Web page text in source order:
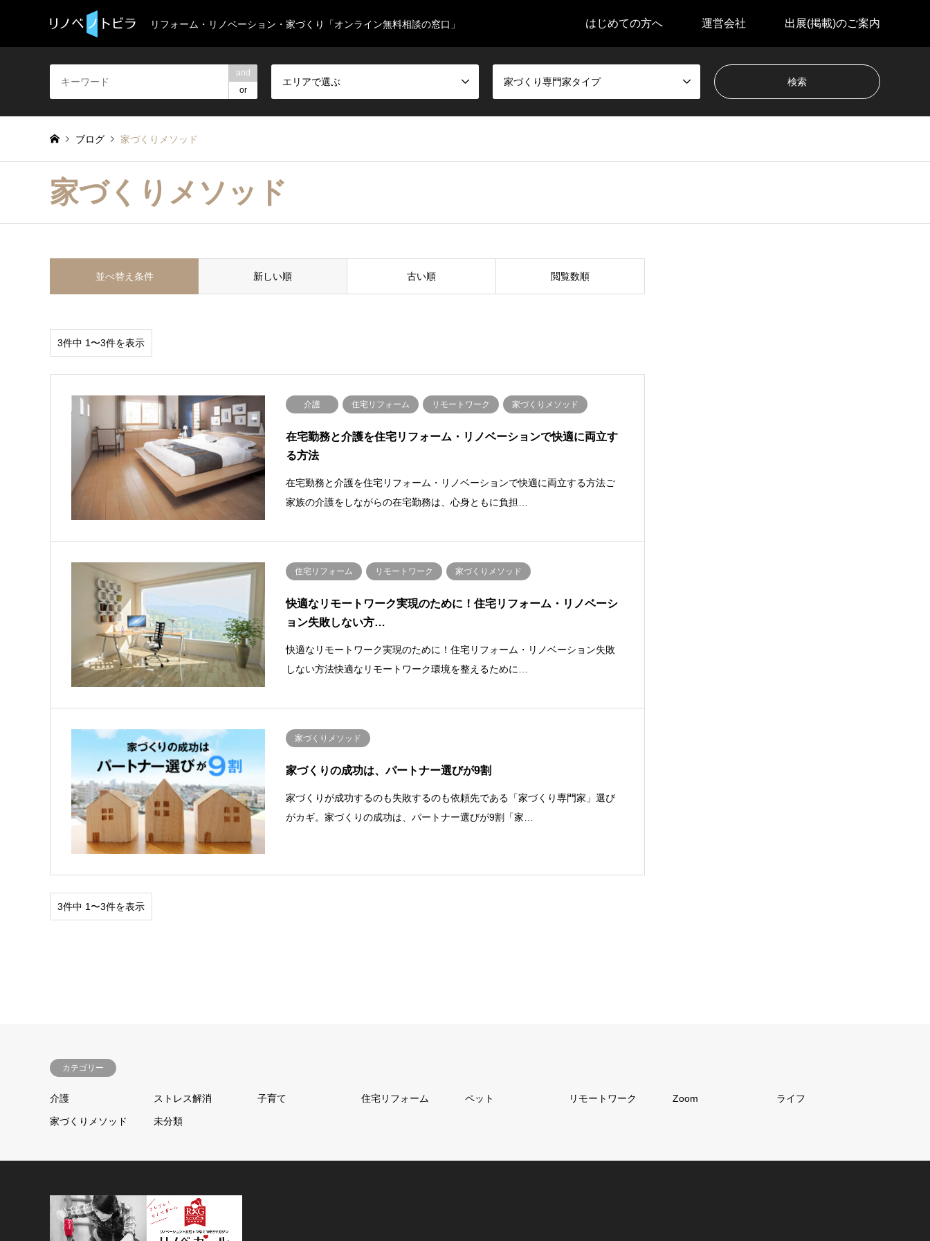
リフォーム・リノベーション・家づくり「オンライン無料相談の窓口」 はじめての方へ 運営会社 出展(掲載)のご案内
and
or
エリアで選ぶ 家づくり専門家タイプ
ブログ 家づくりメソッド
家づくりメソッド
並べ替え条件 新しい順 古い順 閲覧数順
3件中 1〜3件を表示
介護 住宅リフォーム リモートワーク 家づくりメソッド
在宅勤務と介護を住宅リフォーム・リノベーションで快適に両立す
る方法
在宅勤務と介護を住宅リフォーム・リノベーションで快適に両立する方法ご
家族の介護をしながらの在宅勤務は、心身ともに負担…
住宅リフォーム リモートワーク 家づくりメソッド
快適なリモートワーク実現のために！住宅リフォーム・リノベーシ
ョン失敗しない方…
快適なリモートワーク実現のために！住宅リフォーム・リノベーション失敗
しない方法快適なリモートワーク環境を整えるために…
家づくりメソッド
家づくりの成功は、パートナー選びが9割
家づくりが成功するのも失敗するのも依頼先である「家づくり専門家」選び
がカギ。家づくりの成功は、パートナー選びが9割「家…
3件中 1〜3件を表示
カテゴリー
介護 ストレス解消 子育て 住宅リフォーム ペット リモートワーク Zoom ライフ
家づくりメソッド 未分類